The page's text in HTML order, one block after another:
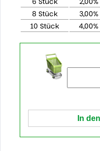
8 Stück
3,00%
10 Stück
4,00%